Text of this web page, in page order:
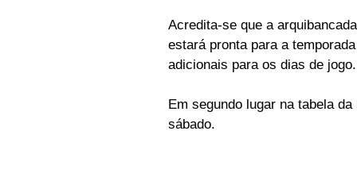
Acredita-se que a
estará pronta para a
adicionais para os dias de jogo.
Em segundo lugar na tabela
sábado.